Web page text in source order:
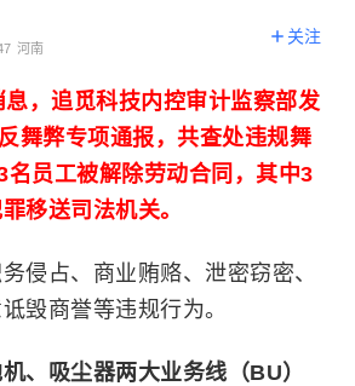
河南
关注
，追觅科技内控审计监察部发
舞弊专项通报，共查处违规舞
名员工被解除劳动合同，其中3
移送司法机关。
侵占、商业贿赂、泄密窃密、
毁商誉等违规行为。
、吸尘器两大业务线（BU）